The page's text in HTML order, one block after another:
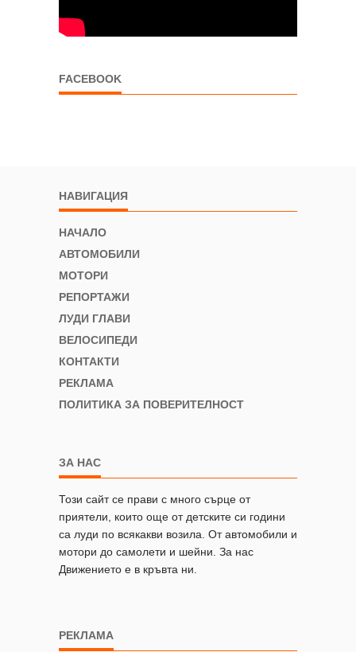
FACEBOOK
НАВИГАЦИЯ
НАЧАЛО
АВТОМОБИЛИ
МОТОРИ
РЕПОРТАЖИ
ЛУДИ ГЛАВИ
ВЕЛОСИПЕДИ
КОНТАКТИ
РЕКЛАМА
ПОЛИТИКА ЗА ПОВЕРИТЕЛНОСТ
ЗА НАС
Този сайт се прави с много сърце от
приятели, които още от детските си години
са луди по всякакви возила. От автомобили и
мотори до самолети и шейни. За нас
Движението е в кръвта ни.
РЕКЛАМА